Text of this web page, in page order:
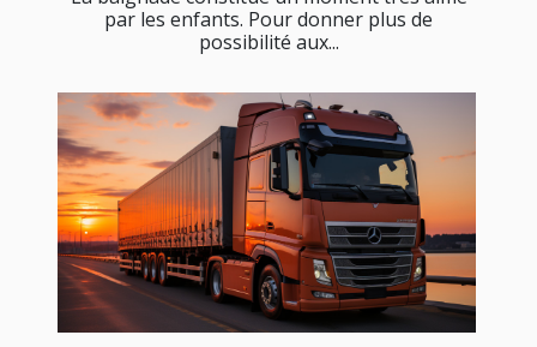
par les enfants. Pour donner plus de
possibilité aux...